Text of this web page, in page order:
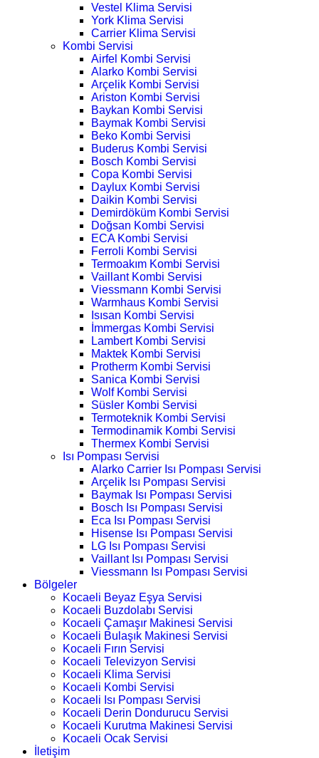
Vestel Klima Servisi
York Klima Servisi
Carrier Klima Servisi
Kombi Servisi
Airfel Kombi Servisi
Alarko Kombi Servisi
Arçelik Kombi Servisi
Ariston Kombi Servisi
Baykan Kombi Servisi
Baymak Kombi Servisi
Beko Kombi Servisi
Buderus Kombi Servisi
Bosch Kombi Servisi
Copa Kombi Servisi
Daylux Kombi Servisi
Daikin Kombi Servisi
Demirdöküm Kombi Servisi
Doğsan Kombi Servisi
ECA Kombi Servisi
Ferroli Kombi Servisi
Termoakım Kombi Servisi
Vaillant Kombi Servisi
Viessmann Kombi Servisi
Warmhaus Kombi Servisi
Isısan Kombi Servisi
İmmergas Kombi Servisi
Lambert Kombi Servisi
Maktek Kombi Servisi
Protherm Kombi Servisi
Sanica Kombi Servisi
Wolf Kombi Servisi
Süsler Kombi Servisi
Termoteknik Kombi Servisi
Termodinamik Kombi Servisi
Thermex Kombi Servisi
Isı Pompası Servisi
Alarko Carrier Isı Pompası Servisi
Arçelik Isı Pompası Servisi
Baymak Isı Pompası Servisi
Bosch Isı Pompası Servisi
Eca Isı Pompası Servisi
Hisense Isı Pompası Servisi
LG Isı Pompası Servisi
Vaillant Isı Pompası Servisi
Viessmann Isı Pompası Servisi
Bölgeler
Kocaeli Beyaz Eşya Servisi
Kocaeli Buzdolabı Servisi
Kocaeli Çamaşır Makinesi Servisi
Kocaeli Bulaşık Makinesi Servisi
Kocaeli Fırın Servisi
Kocaeli Televizyon Servisi
Kocaeli Klima Servisi
Kocaeli Kombi Servisi
Kocaeli Isı Pompası Servisi
Kocaeli Derin Dondurucu Servisi
Kocaeli Kurutma Makinesi Servisi
Kocaeli Ocak Servisi
İletişim